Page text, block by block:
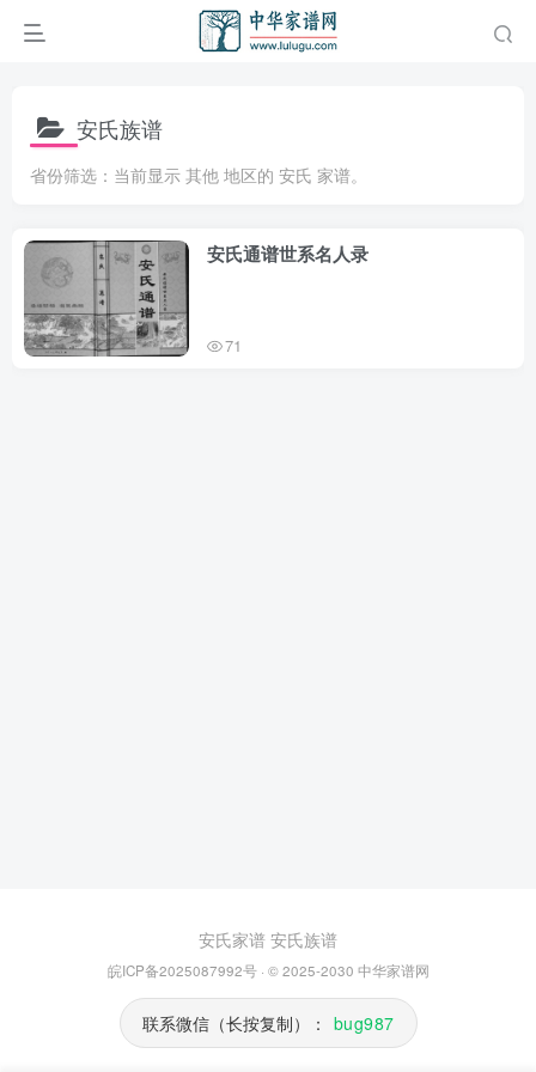
安氏族谱
省份筛选：当前显示 其他 地区的 安氏 家谱。
安氏通谱世系名人录
71
安氏家谱 安氏族谱
皖ICP备2025087992号· © 2025-2030 中华家谱网
联系微信（长按复制）： bug987